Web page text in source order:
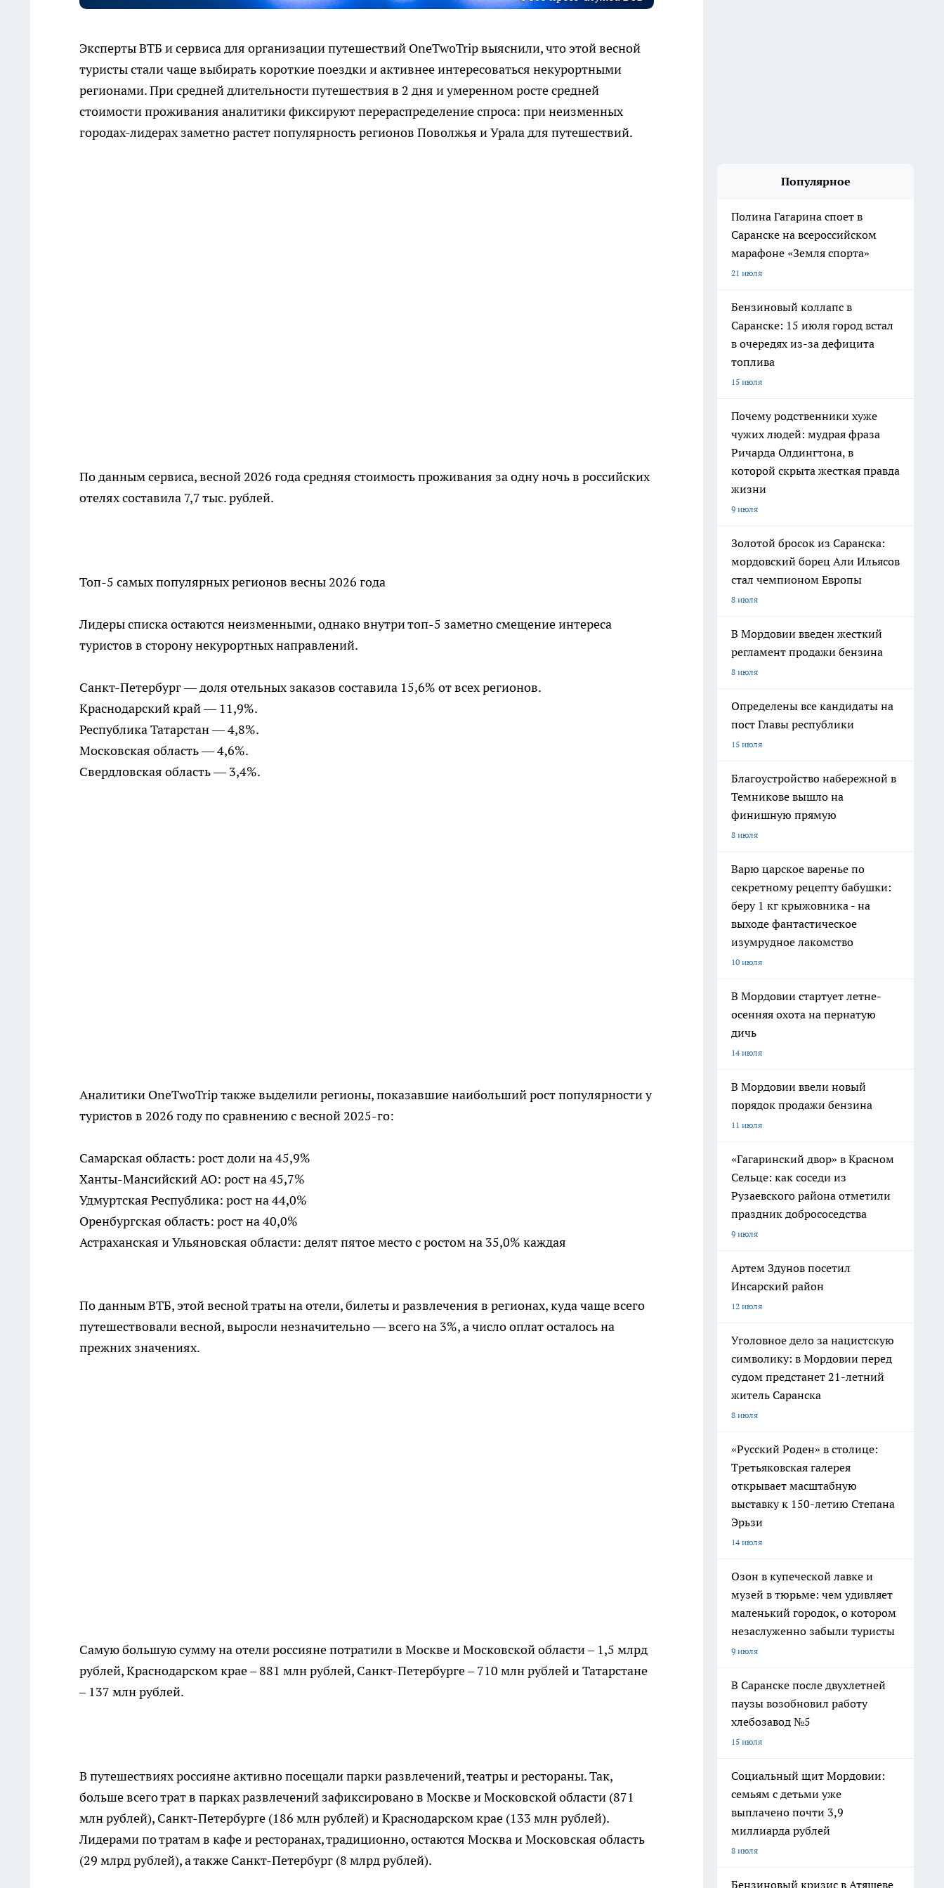
Эксперты ВТБ и сервиса для организации путешествий OneTwoTrip выяснили, что этой весной
туристы стали чаще выбирать короткие поездки и активнее интересоваться некурортными
регионами. При средней длительности путешествия в 2 дня и умеренном росте средней
стоимости проживания аналитики фиксируют перераспределение спроса: при неизменных
городах-лидерах заметно растет популярность регионов Поволжья и Урала для путешествий.
По данным сервиса, весной 2026 года средняя стоимость проживания за одну ночь в российских
отелях составила 7,7 тыс. рублей.
Топ-5 самых популярных регионов весны 2026 года
Лидеры списка остаются неизменными, однако внутри топ-5 заметно смещение интереса
туристов в сторону некурортных направлений.
Санкт-Петербург — доля отельных заказов составила 15,6% от всех регионов.
Краснодарский край — 11,9%.
Республика Татарстан — 4,8%.
Московская область — 4,6%.
Свердловская область — 3,4%.
Аналитики OneTwoTrip также выделили регионы, показавшие наибольший рост популярности у
туристов в 2026 году по сравнению с весной 2025-го:
Самарская область: рост доли на 45,9%
Ханты-Мансийский АО: рост на 45,7%
Удмуртская Республика: рост на 44,0%
Оренбургская область: рост на 40,0%
Астраханская и Ульяновская области: делят пятое место с ростом на 35,0% каждая
По данным ВТБ, этой весной траты на отели, билеты и развлечения в регионах, куда чаще всего
путешествовали весной, выросли незначительно — всего на 3%, а число оплат осталось на
прежних значениях.
Самую большую сумму на отели россияне потратили в Москве и Московской области – 1,5 млрд
рублей, Краснодарском крае – 881 млн рублей, Санкт-Петербурге – 710 млн рублей и Татарстане
– 137 млн рублей.
В путешествиях россияне активно посещали парки развлечений, театры и рестораны. Так,
больше всего трат в парках развлечений зафиксировано в Москве и Московской области (871
млн рублей), Санкт-Петербурге (186 млн рублей) и Краснодарском крае (133 млн рублей).
Лидерами по тратам в кафе и ресторанах, традиционно, остаются Москва и Московская область
(29 млрд рублей), а также Санкт-Петербург (8 млрд рублей).
Популярное
Полина Гагарина споет в
Саранске на всероссийском
марафоне «Земля спорта»
21 июля
Бензиновый коллапс в
Саранске: 15 июля город встал
в очередях из-за дефицита
топлива
15 июля
Почему родственники хуже
чужих людей: мудрая фраза
Ричарда Олдингтона, в
которой скрыта жесткая правда
жизни
9 июля
Золотой бросок из Саранска:
мордовский борец Али Ильясов
стал чемпионом Европы
8 июля
В Мордовии введен жесткий
регламент продажи бензина
8 июля
Определены все кандидаты на
пост Главы республики
15 июля
Благоустройство набережной в
Темникове вышло на
финишную прямую
8 июля
Варю царское варенье по
секретному рецепту бабушки:
беру 1 кг крыжовника - на
выходе фантастическое
изумрудное лакомство
10 июля
В Мордовии стартует летне-
осенняя охота на пернатую
дичь
14 июля
В Мордовии ввели новый
порядок продажи бензина
11 июля
«Гагаринский двор» в Красном
Сельце: как соседи из
Рузаевского района отметили
праздник добрососедства
9 июля
Артем Здунов посетил
Инсарский район
12 июля
Уголовное дело за нацистскую
символику: в Мордовии перед
судом предстанет 21-летний
житель Саранска
8 июля
«Русский Роден» в столице:
Третьяковская галерея
открывает масштабную
выставку к 150-летию Степана
Эрьзи
14 июля
Озон в купеческой лавке и
музей в тюрьме: чем удивляет
маленький городок, о котором
незаслуженно забыли туристы
9 июля
В Саранске после двухлетней
паузы возобновил работу
хлебозавод №5
15 июля
Социальный щит Мордовии:
семьям с детьми уже
выплачено почти 3,9
миллиарда рублей
8 июля
Бензиновый кризис в Атяшеве